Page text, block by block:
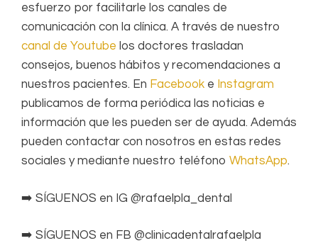
esfuerzo por facilitarle los canales de
comunicación con la clínica. A través de nuestro
canal de Youtube los doctores trasladan
consejos, buenos hábitos y recomendaciones a
nuestros pacientes. En Facebook e Instagram
publicamos de forma periódica las noticias e
información que les pueden ser de ayuda. Además
pueden contactar con nosotros en estas redes
sociales y mediante nuestro teléfono WhatsApp.
➡️ SÍGUENOS en IG @rafaelpla_dental
➡️ SÍGUENOS en FB @clinicadentalrafaelpla